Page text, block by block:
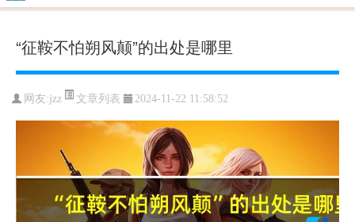
“征鞍不怕朔风颠”的出处是哪里
网友:jzz 文章列表 2024-11-22 11:58:52